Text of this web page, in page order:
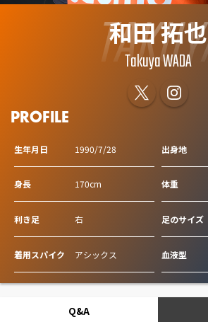
和田 拓也
Takuya WADA
PROFILE
生年月日 1990/7/28 出身地
身長 170cm 体重
利き足 右 足のサイズ
着用スパイク アシックス 血液型
Q&A